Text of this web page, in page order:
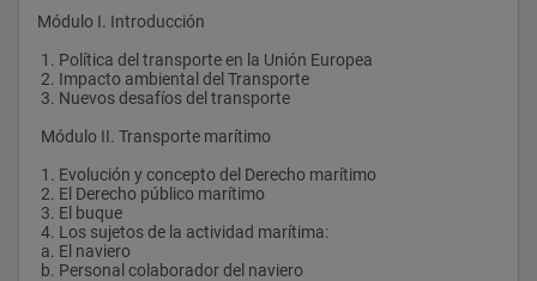
nacional, comunitaria e internacional en los distintos sectores
del transporte: terrestre, marítimo, aéreo, pasajeros. También
se contemplan módulos de logística, así como otro dedicado a
los sujetos el transporte (transitarios, terminales de carga,
Agencias de Viaje). Es un curso interdisciplinar, en el que se
pretende ofrecer una visión completa del sector, tanto a nivel
de derecho privado de contratos, como de Derecho público u
organización, competencia y liberalización, análisis económico
del sector, economía del transporte y estrategias comerciales
METODOLOGÍA
módulo.
Módulo I. Introducción
1. Política del transporte en la Unión Europea
2. Impacto ambiental del Transporte
3. Nuevos desafíos del transporte
Módulo II. Transporte marítimo
1. Evolución y concepto del Derecho marítimo
2. El Derecho público marítimo
3. El buque
4. Los sujetos de la actividad marítima:
a. El naviero
b. Personal colaborador del naviero